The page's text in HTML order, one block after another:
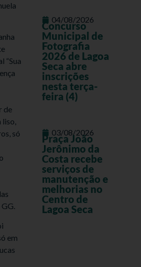
“Sua
de
liso,
só
em
04/08/2026
Concurso
Municipal de
Fotografia
2026 de Lagoa
Seca abre
inscrições
nesta terça-
feira (4)
03/08/2026
Praça João
Jerônimo da
Costa recebe
serviços de
manutenção e
melhorias no
Centro de
Lagoa Seca